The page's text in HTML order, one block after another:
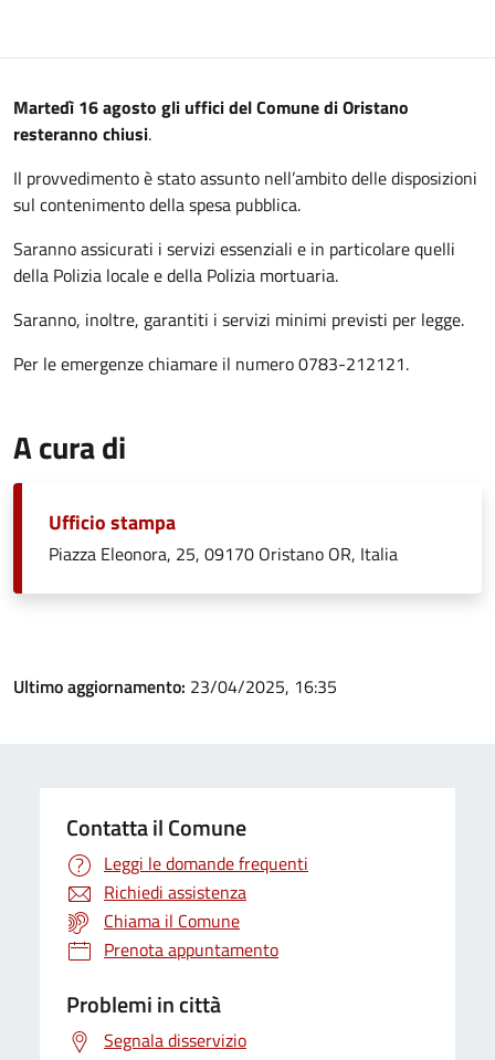
Martedì 16 agosto gli uffici del Comune di Oristano
resteranno chiusi.
Il provvedimento è stato assunto nell’ambito delle disposizioni
sul contenimento della spesa pubblica.
Saranno assicurati i servizi essenziali e in particolare quelli
della Polizia locale e della Polizia mortuaria.
Saranno, inoltre, garantiti i servizi minimi previsti per legge.
Per le emergenze chiamare il numero 0783-212121.
A cura di
Ufficio stampa
Piazza Eleonora, 25, 09170 Oristano OR, Italia
Ultimo aggiornamento: 23/04/2025, 16:35
Contatta il Comune
Leggi le domande frequenti
Richiedi assistenza
Chiama il Comune
Prenota appuntamento
Problemi in città
Segnala disservizio